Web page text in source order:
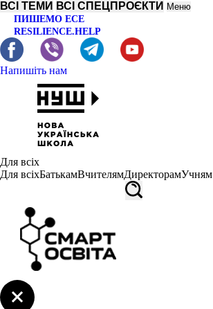
ВСІ ТЕМИ ВСІ СПЕЦПРОЄКТИ Меню
ПИШЕМО ЕСЕ
RESILIENCE.HELP
Напишіть нам
Для всіх
Для всіхБатькамВчителямДиректорамУчням